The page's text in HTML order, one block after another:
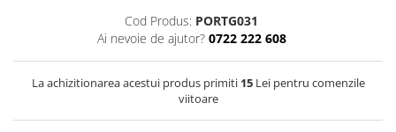
Cod Produs: PORTG031
Ai nevoie de ajutor? 0722 222 608
La achizitionarea acestui produs primiti 15Lei pentru comenzile
viitoare